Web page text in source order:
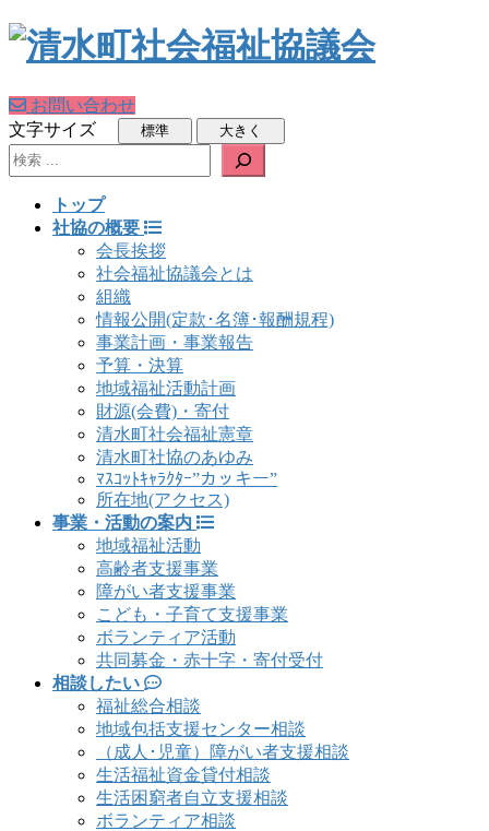
お問い合わせ
文字サイズ
検索
トップ
社協の概要
会長挨拶
社会福祉協議会とは
組織
情報公開(定款･名簿･報酬規程)
事業計画・事業報告
予算・決算
地域福祉活動計画
財源(会費)・寄付
清水町社会福祉憲章
清水町社協のあゆみ
ﾏｽｺｯﾄｷｬﾗｸﾀｰ”カッキー”
所在地(アクセス)
事業・活動の案内
地域福祉活動
高齢者支援事業
障がい者支援事業
こども・子育て支援事業
ボランティア活動
共同募金・赤十字・寄付受付
相談したい
福祉総合相談
地域包括支援センター相談
（成人･児童）障がい者支援相談
生活福祉資金貸付相談
生活困窮者自立支援相談
ボランティア相談